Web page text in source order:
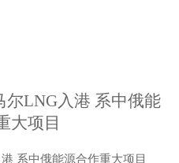
尔LNG入港 系中俄能